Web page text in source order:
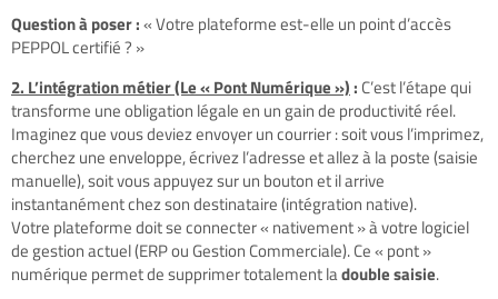
Question à poser :« Votre plateforme est-elle un point d’accès
PEPPOL certifié ? »
2. L’intégration métier (Le « Pont Numérique »): C’est l’étape qui
transforme une obligation légale en un gain de productivité réel.
Imaginez que vous deviez envoyer un courrier : soit vous l’imprimez,
cherchez une enveloppe, écrivez l’adresse et allez à la poste (saisie
manuelle), soit vous appuyez sur un bouton et il arrive
instantanément chez son destinataire (intégration native).
Votre plateforme doit se connecter « nativement » à votre logiciel
de gestion actuel (ERP ou Gestion Commerciale). Ce « pont »
numérique permet de supprimer totalement ladouble saisie.